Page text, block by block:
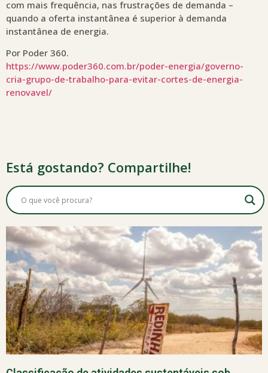
com mais frequência, nas frustrações de demanda –
quando a oferta instantânea é superior à demanda
instantânea de energia.
Por Poder 360.
https://www.poder360.com.br/poder-energia/governo-
cria-grupo-de-trabalho-para-evitar-cortes-de-energia-
renovavel/
Está gostando? Compartilhe!